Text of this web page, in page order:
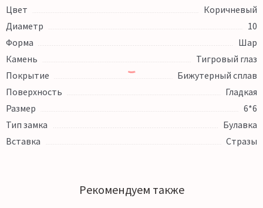
Цвет
Коричневый
Диаметр
10
Форма
Шар
Камень
Тигровый глаз
Покрытие
Бижутерный сплав
Поверхность
Гладкая
Размер
6*6
Тип замка
Булавка
Вставка
Стразы
Рекомендуем также